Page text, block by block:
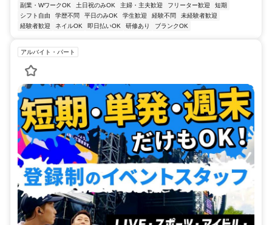
副業・WワークOK
土日祝のみOK 主婦・主夫歓迎 フリーター歓迎
短期
シフト自由
学歴不問 平日のみOK 学生歓迎 経験不問
未経験者歓迎
経験者歓迎
ネイルOK 即日払いOK 研修あり ブランクOK
アルバイト・パート